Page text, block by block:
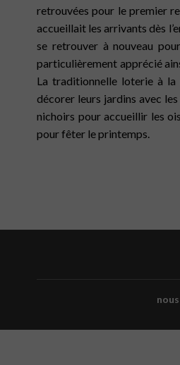
retrouvées pour le premier
accueillait les arrivants dès
se retrouver à nouveau
particulièrement apprécié
La traditionnelle loterie à la
décorer leurs jardins avec
nichoirs pour accueillir les
pour fêter le printemps.